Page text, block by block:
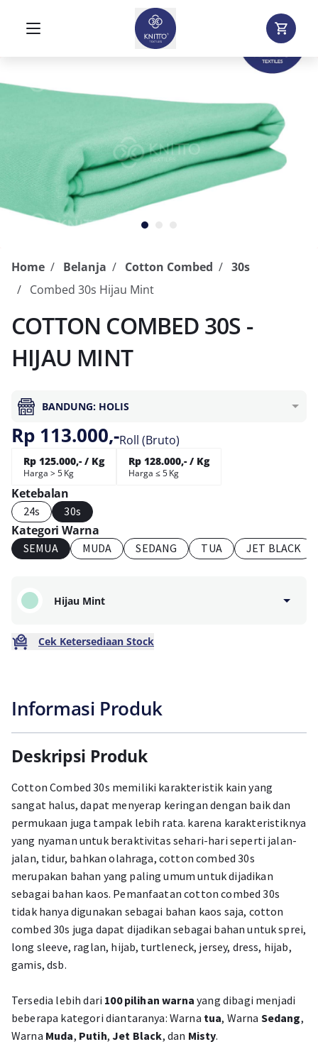
Home Belanja Cotton Combed
30s
Combed 30s Hijau Mint
COTTON COMBED 30S -
HIJAU MINT
BANDUNG: HOLIS
Rp 113.000,-Roll (Bruto)
Rp 125.000,- / Kg
Harga > 5 Kg
Rp 128.000,- / Kg
Harga ≤ 5 Kg
Ketebalan
24s 30s
Kategori Warna
SEMUA MUDA SEDANG TUA JET BLACK
Hijau Mint
Cek Ketersediaan Stock
Informasi Produk
Deskripsi Produk
Cotton Combed 30s memiliki karakteristik kain yang
sangat halus, dapat menyerap keringan dengan baik dan
permukaan juga tampak lebih rata. karena karakteristiknya
yang nyaman untuk beraktivitas sehari-hari seperti jalan-
jalan, tidur, bahkan olahraga, cotton combed 30s
merupakan bahan yang paling umum untuk dijadikan
sebagai bahan kaos. Pemanfaatan cotton combed 30s
tidak hanya digunakan sebagai bahan kaos saja, cotton
combed 30s juga dapat dijadikan sebagai bahan untuk sprei,
long sleeve, raglan, hijab, turtleneck, jersey, dress, hijab,
gamis, dsb.
Tersedia lebih dari 100 pilihan warna yang dibagi menjadi
beberapa kategori diantaranya: Warna tua, Warna Sedang,
Warna Muda, Putih,Jet Black, dan Misty.